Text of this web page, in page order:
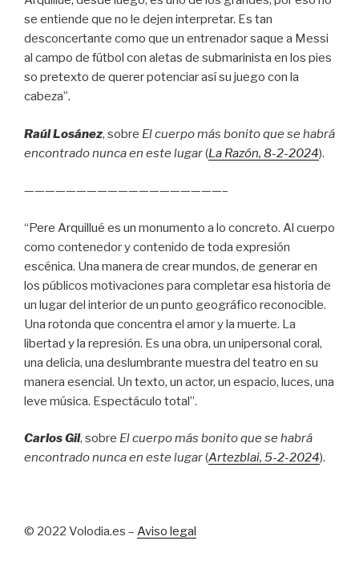
se entiende que no le dejen interpretar. Es tan
desconcertante como que un entrenador saque a Messi
al campo de fútbol con aletas de submarinista en los pies
so pretexto de querer potenciar así su juego con la
cabeza”.
Raúl Losánez, sobre El cuerpo más bonito que se habrá
encontrado nunca en este lugar(La Razón, 8-2-2024).
———————————————————–
“Pere Arquillué es un monumento a lo concreto. Al cuerpo
como contenedor y contenido de toda expresión
escénica. Una manera de crear mundos, de generar en
los públicos motivaciones para completar esa historia de
un lugar del interior de un punto geográfico reconocible.
Una rotonda que concentra el amor y la muerte. La
libertad y la represión. Es una obra, un unipersonal coral,
una delicia, una deslumbrante muestra del teatro en su
manera esencial. Un texto, un actor, un espacio, luces, una
leve música. Espectáculo total”.
Carlos Gil, sobre El cuerpo más bonito que se habrá
encontrado nunca en este lugar(Artezblai, 5-2-2024).
© 2022 Volodia.es – Aviso legal